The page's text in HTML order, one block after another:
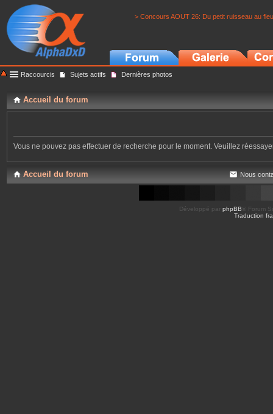
> Concours AOUT 26: Du petit ruisseau au
Raccourcis Sujets actifs Dernières photos
Accueil du forum
Vous ne pouvez pas effectuer de recherche pour le moment. Veuillez
Accueil du forum Nous
Développé par phpBB ® Forum
Traduction